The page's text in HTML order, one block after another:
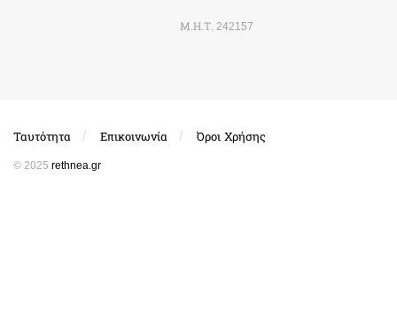
Μ.Η.Τ. 242157
Ταυτότητα Επικοινωνία Όροι Χρήσης
© 2025 rethnea.gr